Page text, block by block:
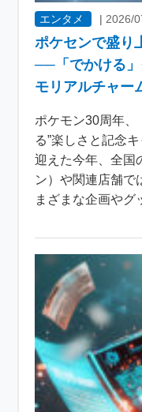
エンタメ | 2026/
ポケセンで盛り
──「でかける」
モリアルチャー
ポケモン30周年、
る”楽しさと記念
迎えた今年、全国
ン）や関連店舗で
まざまな企画や